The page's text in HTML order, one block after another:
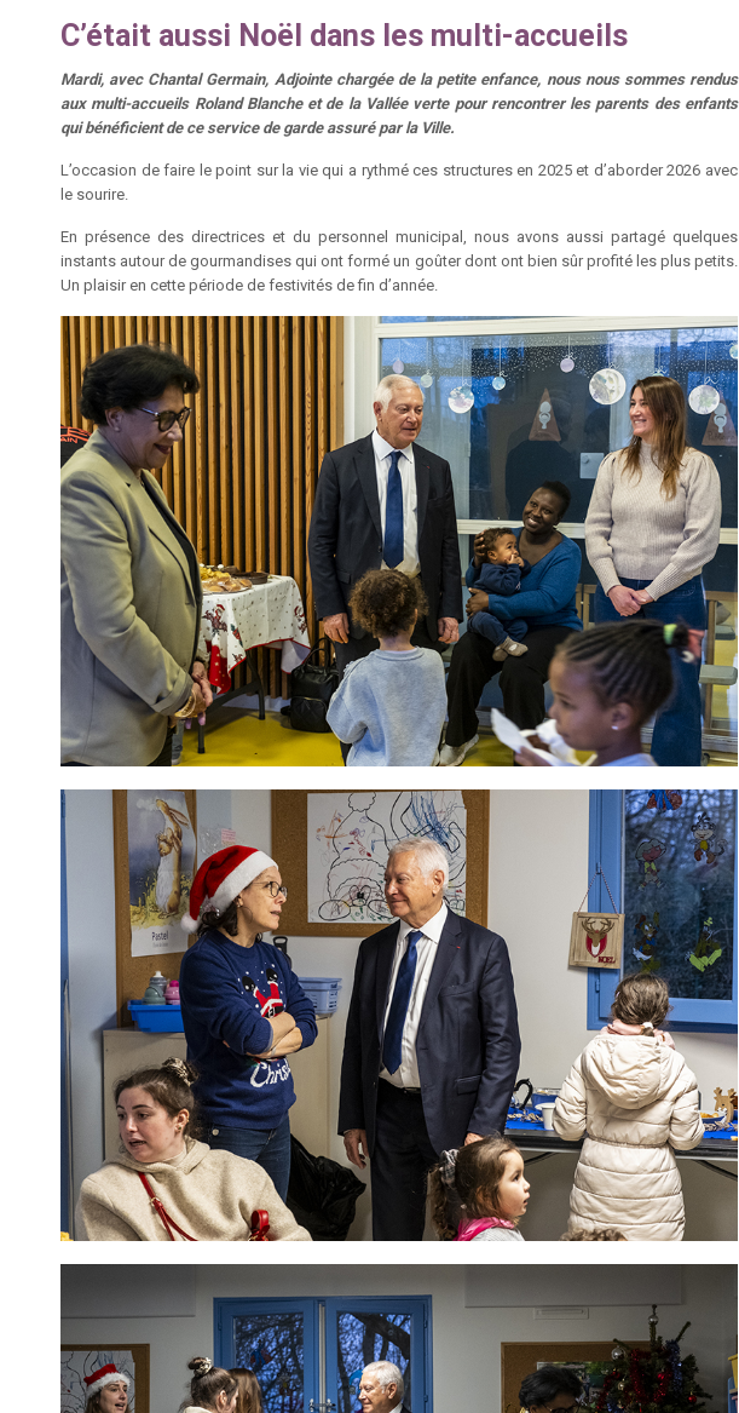
C’était aussi Noël dans les multi-accueils
Mardi, avec Chantal Germain, Adjointe chargée de la petite enfance, nous nous sommes rendus
aux multi-accueils Roland Blanche et de la Vallée verte pour rencontrer les parents des enfants
qui bénéficient de ce service de garde assuré par la Ville.
L’occasion de faire le point sur la vie qui a rythmé ces structures en 2025 et d’aborder 2026 avec
le sourire.
En présence des directrices et du personnel municipal, nous avons aussi partagé quelques
instants autour de gourmandises qui ont formé un goûter dont ont bien sûr profité les plus petits.
Un plaisir en cette période de festivités de fin d’année.